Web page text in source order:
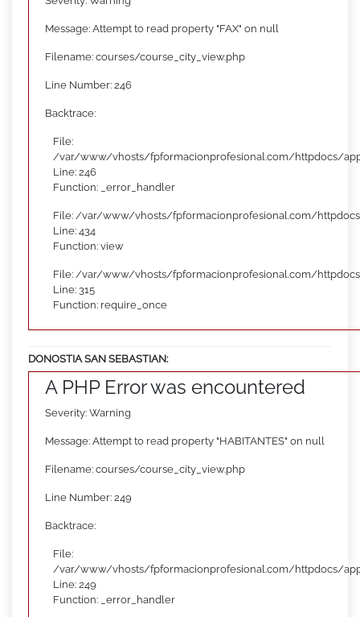
Message: Attempt to read property "FAX" on null
Filename: courses/course_city_view.php
Line Number: 246
Backtrace:
File:
/var/www/vhosts/fpformacionprofesional.com/httpdocs/
Line: 246
Function: _error_handler
File: /var/www/vhosts/fpformacionprofesional.com/
Line: 434
Function: view
File: /var/www/vhosts/fpformacionprofesional.com/
Line: 315
Function: require_once
DONOSTIA SAN SEBASTIAN:
A PHP Error was encountered
Severity: Warning
Message: Attempt to read property "HABITANTES" on null
Filename: courses/course_city_view.php
Line Number: 249
Backtrace:
File:
/var/www/vhosts/fpformacionprofesional.com/httpdocs/
Line: 249
Function: _error_handler